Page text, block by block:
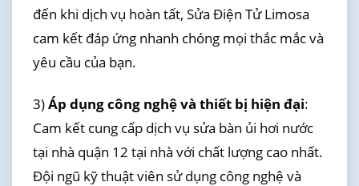
đến khi dịch vụ hoàn tất, Sửa Điện Tử Limosa
cam kết đáp ứng nhanh chóng mọi thắc mắc và
yêu cầu của bạn.
3)Áp dụng công nghệ và thiết bị hiện đại:
Cam kết cung cấp dịch vụ sửa bàn ủi hơi nước
tại nhà quận 12 tại nhà với chất lượng cao nhất.
Đội ngũ kỹ thuật viên sử dụng công nghệ và